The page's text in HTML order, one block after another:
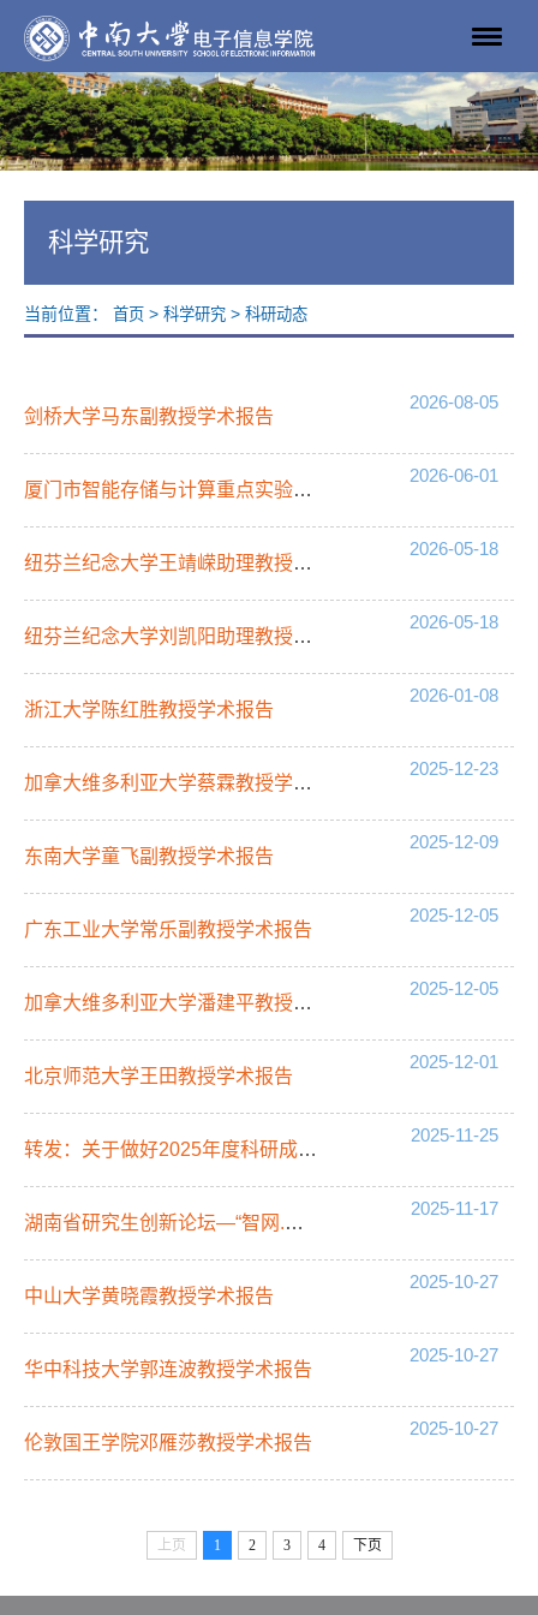
科学研究
当前位置： 首页 > 科学研究 > 科研动态
剑桥大学马东副教授学术报告
2026-08-05
厦门市智能存储与计算重点实验室张一鸣教授学术报告
2026-06-01
纽芬兰纪念大学王靖嵘助理教授学术报告
2026-05-18
纽芬兰纪念大学刘凯阳助理教授学术报告
2026-05-18
浙江大学陈红胜教授学术报告
2026-01-08
加拿大维多利亚大学蔡霖教授学术报告
2025-12-23
东南大学童飞副教授学术报告
2025-12-09
广东工业大学常乐副教授学术报告
2025-12-05
加拿大维多利亚大学潘建平教授学术报告
2025-12-05
北京师范大学王田教授学术报告
2025-12-01
转发：关于做好2025年度科研成果填报及认领工作的通知
2025-11-25
湖南省研究生创新论坛—“智网.智通.智算”论坛系列主题报告
2025-11-17
中山大学黄晓霞教授学术报告
2025-10-27
华中科技大学郭连波教授学术报告
2025-10-27
伦敦国王学院邓雁莎教授学术报告
2025-10-27
上页 1 2 3 4 下页